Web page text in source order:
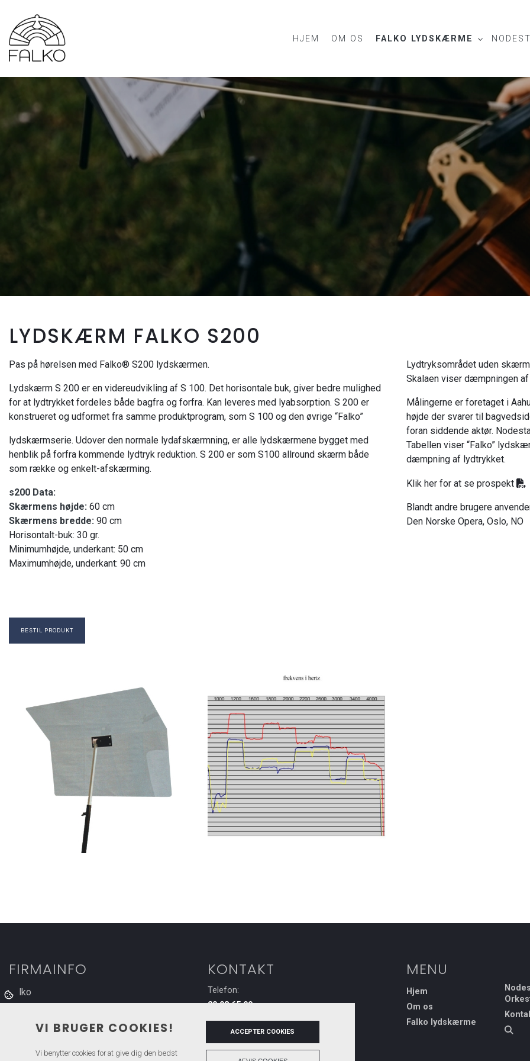
hovedindhold
HJEM OM OS FALKO LYDSKÆRME
LYDSKÆRM FALKO S200
Pas på hørelsen med Falko® S200 lydskærmen.
Lydskærm S 200 er en videreudvikling af S 100. Det horisontale buk, giver bedre mulighed
for at lydtrykket fordeles både bagfra og forfra. Kan leveres med lyabsorption. S 200 er
konstrueret og udformet fra samme produktprogram, som S 100 og den øvrige “Falko”
lydskærmserie. Udover den normale lydafskærmning, er alle lydskærmene bygget med
henblik på forfra kommende lydtryk reduktion. S 200 er som S100 allround skærm både
som række og enkelt-afskærming.
s200 Data:
Skærmens højde: 60 cm
Skærmens bredde: 90 cm
Horisontalt-buk: 30 gr.
Minimumhøjde, underkant: 50 cm
Maximumhøjde, underkant: 90 cm
Lydtryksområdet uden
Skalaen viser dæmpningen
Målingerne er foretaget i
højde der svarer til
foran siddende aktør.
Tabellen viser “Falko”
dæmpning af lydtrykket.
Klik her for at se prospekt
Blandt andre brugere
Den Norske Opera, Oslo, NO
BESTIL PRODUKT
FIRMAINFO
Falko
9400 Nørresundby
KONTAKT
Telefon:
20 98 65 99
Email:
falk-m@falk-m.dk
MENU
Hjem
Om os
Falko lydskærme
VI BRUGER COOKIES!
Vi benytter cookies for at give dig den bedst
ACCEPTER COOKIES